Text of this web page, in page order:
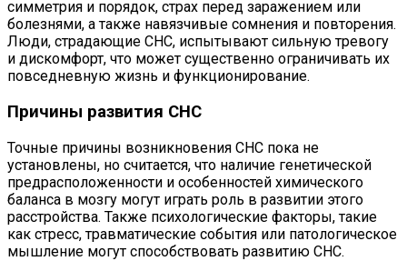
симметрия и порядок, страх перед заражением или
болезнями, а также навязчивые сомнения и повторения.
Люди, страдающие СНС, испытывают сильную тревогу
и дискомфорт, что может существенно ограничивать их
повседневную жизнь и функционирование.
Причины развития СНС
Точные причины возникновения СНС пока не
установлены, но считается, что наличие генетической
предрасположенности и особенностей химического
баланса в мозгу могут играть роль в развитии этого
расстройства. Также психологические факторы, такие
как стресс, травматические события или патологическое
мышление могут способствовать развитию СНС.